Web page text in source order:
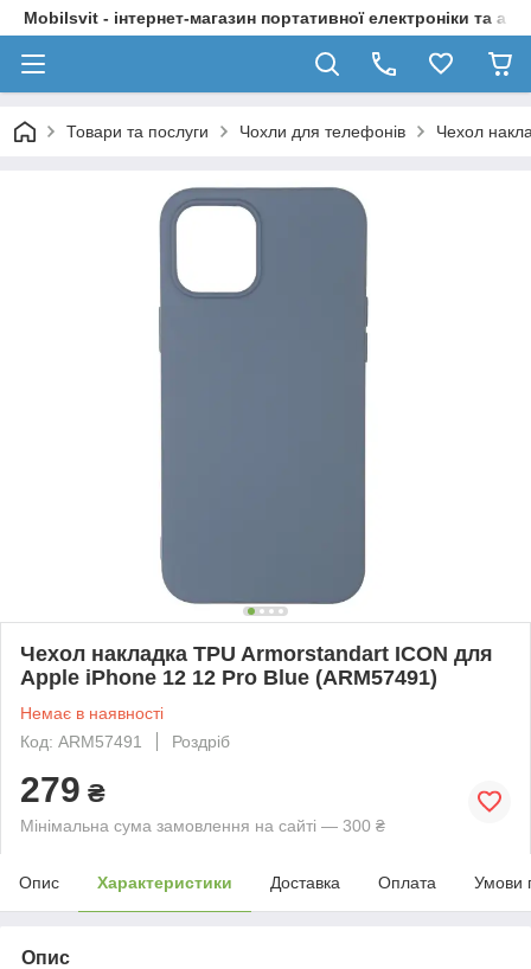
Mobilsvit - інтернет-магазин портативної електроніки та
Товари та послуги Чохли для телефонів Чехол
Чехол накладка TPU Armorstandart ICON для
Apple iPhone 12 12 Pro Blue (ARM57491)
Немає в наявності
Код: ARM57491
Роздріб
279 ₴
Мінімальна сума замовлення на сайті — 300 ₴
Опис Характеристики Доставка Оплата Умови
Опис